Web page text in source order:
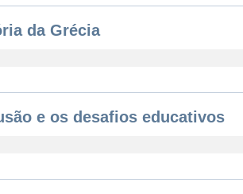
da Grécia
e os desafios educativos